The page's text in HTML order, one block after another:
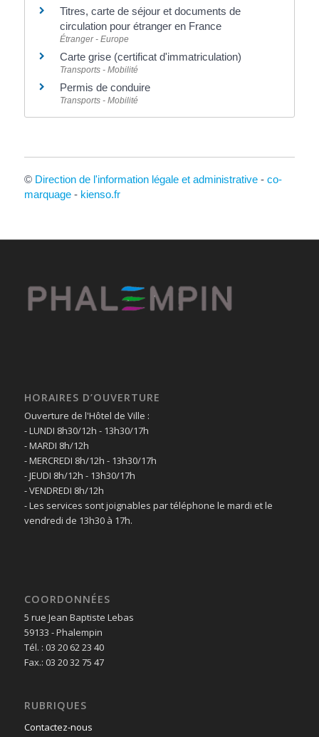
Titres, carte de séjour et documents de
circulation pour étranger en France
Étranger - Europe
Carte grise (certificat d'immatriculation)
Transports - Mobilité
Permis de conduire
Transports - Mobilité
© Direction de l'information légale et administrative- co-
marquage- kienso.fr
HORAIRES D’OUVERTURE
Ouverture de l'Hôtel de Ville :
- LUNDI 8h30/12h - 13h30/17h
- MARDI 8h/12h
- MERCREDI 8h/12h - 13h30/17h
- JEUDI 8h/12h - 13h30/17h
- VENDREDI 8h/12h
- Les services sont joignables par téléphone le mardi et le
vendredi de 13h30 à 17h.
COORDONNÉES
5 rue Jean Baptiste Lebas
59133 - Phalempin
Tél. : 03 20 62 23 40
Fax.: 03 20 32 75 47
RUBRIQUES
Contactez-nous